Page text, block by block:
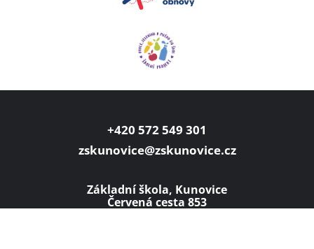
+420 572 549 301
zskunovice@zskunovice.cz
Základní škola, Kunovice
Červená cesta 853